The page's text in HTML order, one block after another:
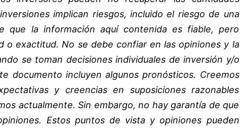
implican riesgos, incluido el riesgo de una
que la información aquí contenida es fiable, pero
o exactitud. No se debe confiar en las opiniones y la
se toman decisiones individuales de inversión y/o
documento incluyen algunos pronósticos. Creemos
y creencias en suposiciones razonables
actualmente. Sin embargo, no hay garantía de que
Estos puntos de vista y opiniones pueden